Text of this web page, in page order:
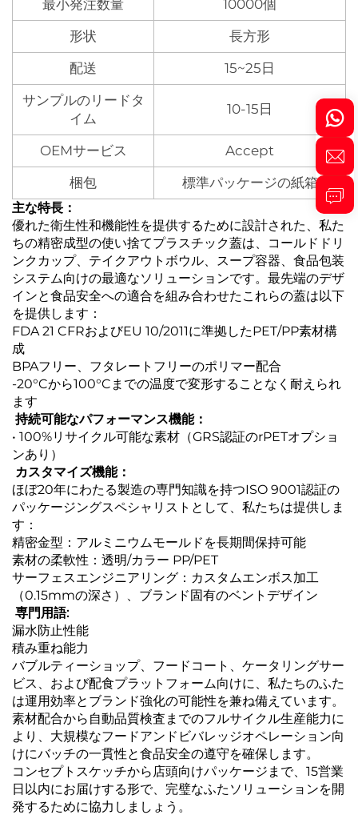
最小発注数量
10000個
形状
長方形
配送
15~25日
サンプルのリードタ
イム
10-15日
OEMサービス
Accept
梱包
標準パッケージの紙箱
主な特長：‌
優れた衛生性和機能性を提供するために設計された、私た
ちの精密成型の使い捨てプラスチック蓋は、コールドドリ
ンクカップ、テイクアウトボウル、スープ容器、食品包装
システム向けの最適なソリューションです。最先端のデザ
インと食品安全への適合を組み合わせたこれらの蓋は以下
を提供します：
FDA 21 CFRおよびEU 10/2011に準拠したPET/PP素材構
成
BPAフリー、フタレートフリーのポリマー配合
-20°Cから100°Cまでの温度で変形することなく耐えられ
ます
持続可能なパフォーマンス機能：‌
• 100%リサイクル可能な素材（GRS認証のrPETオプショ
ンあり）
カスタマイズ機能：
ほぼ20年にわたる製造の専門知識を持つISO 9001認証の
パッケージングスペシャリストとして、私たちは提供しま
す：
精密金型：アルミニウムモールドを長期間保持可能
素材の柔軟性：透明/カラー PP/PET
サーフェスエンジニアリング：カスタムエンボス加工
（0.15mmの深さ）、ブランド固有のベントデザイン
専門用語:
漏水防止性能
積み重ね能力
バブルティーショップ、フードコート、ケータリングサー
ビス、および配食プラットフォーム向けに、私たちのふた
は運用効率とブランド強化の可能性を兼ね備えています。
素材配合から自動品質検査までのフルサイクル生産能力に
より、大規模なフードアンドビバレッジオペレーション向
けにバッチの一貫性と食品安全の遵守を確保します。
コンセプトスケッチから店頭向けパッケージまで、15営業
日以内にお届けする形で、完璧なふたソリューションを開
発するために協力しましょう。